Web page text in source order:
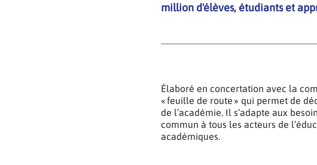
million d'élèves, étudiants et
Élaboré en concertation avec la
« feuille de route » qui permet de
de l’académie. Il s’adapte aux
commun à tous les acteurs de
académiques.